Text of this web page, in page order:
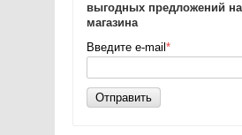
выгодных предложений
магазина
Введите e-mail *
Отправить